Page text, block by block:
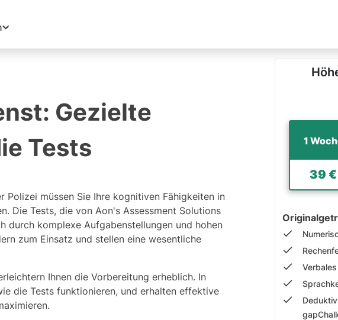
Gezielte
Tests
müssen Sie Ihre kognitiven Fähigkeiten in
Die Tests, die von Aon's Assessment Solutions
durch komplexe Aufgabenstellungen und hohen
zum Einsatz und stellen eine wesentliche
Ihnen die Vorbereitung erheblich. In
die Tests funktionieren, und erhalten effektive
1
39 €